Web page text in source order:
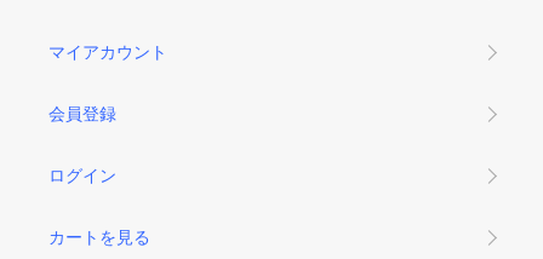
マイアカウント
会員登録
ログイン
カートを見る